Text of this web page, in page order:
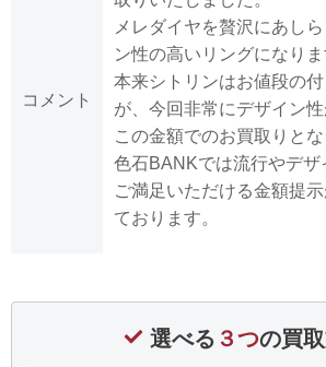
コメント
メレダイヤを贅沢にあし
ン性の高いリングになりま
本来シトリンはお値段の
が、今回非常にデザイン
この金額でのお買取りとな
色石BANKでは流行やデザ
ご満足いただける金額提
ております。
選べる ３つの買